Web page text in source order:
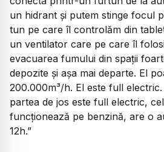
un hidrant și putem stinge focul
tun pe care îl controlăm din
un ventilator care pe care îl
evacuarea fumului din spații
depozite și așa mai departe. El
200.000m³/h. El este full
partea de jos este full electric,
funcționează pe benzină, are o
12h.”